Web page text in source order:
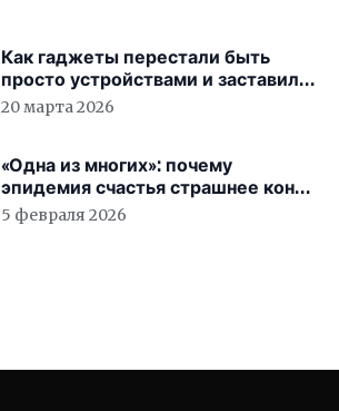
Как гаджеты перестали быть
просто устройствами и заставили
вас бесплатно работать
20 марта 2026
«Одна из многих»: почему
эпидемия счастья страшнее конца
света
5 февраля 2026